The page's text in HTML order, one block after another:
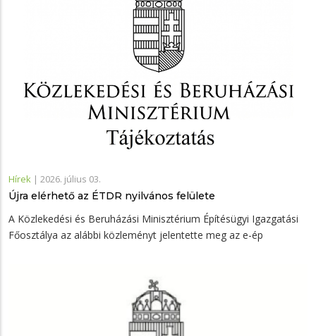
Hírek | 2026. július 03.
Újra elérhető az ÉTDR nyilvános felülete
A Közlekedési és Beruházási Minisztérium Építésügyi Igazgatási
Főosztálya az alábbi közleményt jelentette meg az e-ép